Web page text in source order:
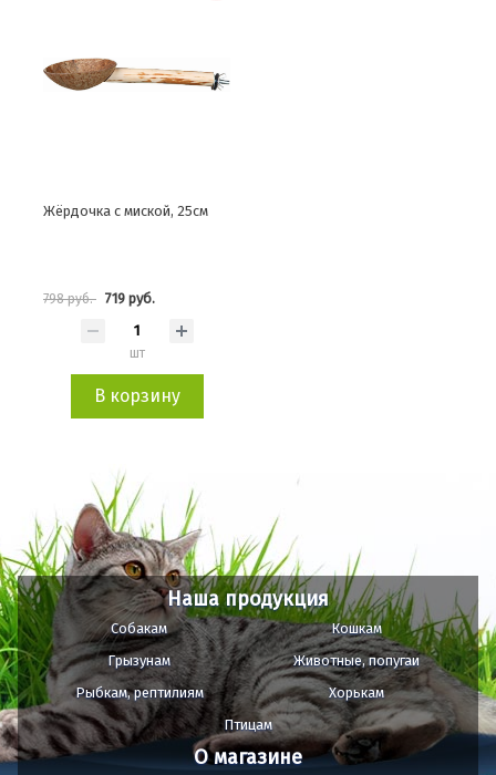
Жёрдочка с миской, 25см
798 руб. 719 руб.
шт
В корзину
Наша продукция
Собакам
Кошкам
Грызунам
Животные, попугаи
Рыбкам, рептилиям
Хорькам
Птицам
О магазине